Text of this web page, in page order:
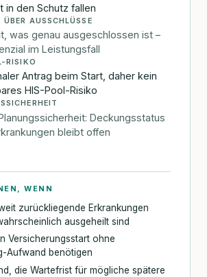
in den Schutz fallen
ÜBER AUSSCHLÜSSE
was genau ausgeschlossen ist –
im Leistungsfall
RISIKO
Antrag beim Start, daher kein
HIS-Pool-Risiko
Deckungsstatus
bleibt offen
WENN
zurückliegende Erkrankungen
ausgeheilt sind
Versicherungsstart ohne
Aufwand benötigen
die Wartefrist für mögliche spätere